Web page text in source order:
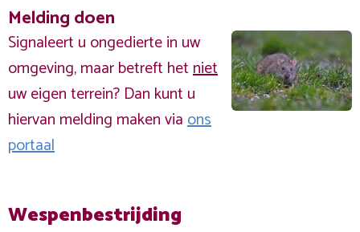
Melding doen
Signaleert u ongedierte in uw
omgeving, maar betreft hetniet
uw eigen terrein? Dan kunt u
hiervan melding maken viaons
portaal
Wespenbestrijding